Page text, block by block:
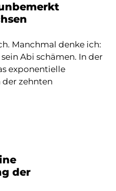
Manchmal denke ich:
Abi schämen. In der
exponentielle
zehnten
der